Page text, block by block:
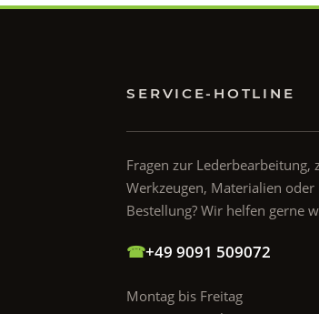
SERVICE-HOTLINE
Fragen zur Lederbearbeitung,
Werkzeugen, Materialien oder
Bestellung? Wir helfen gerne
☎+49 9091 509072
Montag bis Freitag